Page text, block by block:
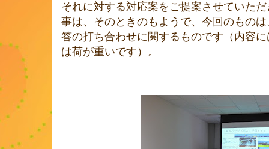
それに対する対応案をご提案させていた
事は、そのときのもようで、今回のもの
答の打ち合わせに関するものです（内容
は荷が重いです）。